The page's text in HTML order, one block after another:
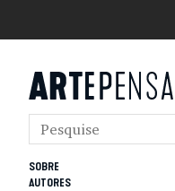
SOBRE
AUTORES